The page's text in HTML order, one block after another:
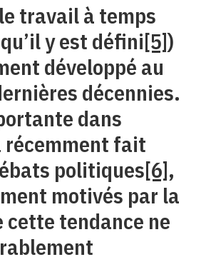
travail à temps
y est défini[5])
développé au
décennies.
dans
récemment fait
politiques[6],
motivés par la
cette tendance ne